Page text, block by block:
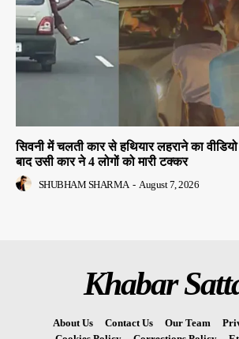
सिवनी में चलती कार से हथियार लहराने का
बाद उसी कार ने 4 लोगों को मारी टक्कर
SHUBHAM SHARMA - August 7, 2026
Khabar
About Us Contact Us Our Team